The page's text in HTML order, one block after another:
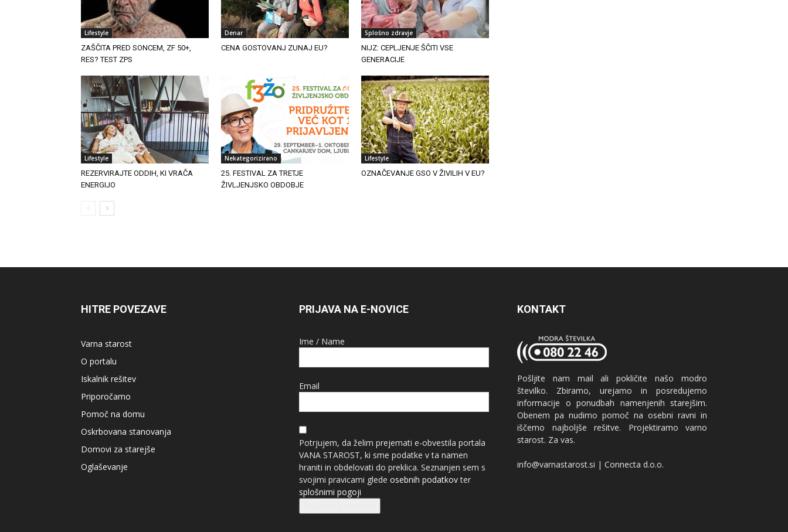
Lifestyle
ZAŠČITA PRED SONCEM, ZF 50+,
RES? TEST ZPS
Denar
CENA GOSTOVANJ ZUNAJ EU?
Splošno zdravje
NIJZ: CEPLJENJE ŠČITI VSE
GENERACIJE
Lifestyle
REZERVIRAJTE ODDIH, KI VRAČA
ENERGIJO
Nekategorizirano
25. FESTIVAL ZA TRETJE
ŽIVLJENJSKO OBDOBJE
Lifestyle
OZNAČEVANJE GSO V ŽIVILIH V EU?
HITRE POVEZAVE
Varna starost
O portalu
Iskalnik rešitev
Priporočamo
Pomoč na domu
Oskrbovana stanovanja
Domovi za starejše
Oglaševanje
PRIJAVA NA E-NOVICE
Ime / Name
Email
Potrjujem, da želim prejemati e-obvestila portala
VANA STAROST, ki sme podatke v ta namen
hraniti in obdelovati do preklica. Seznanjen sem s
svojimi pravicami glede osebnih podatkovter
splošnimi pogoji
KONTAKT
Pošljite nam mail ali pokličite našo modro
številko. Zbiramo, urejamo in posredujemo
informacije o ponudbah namenjenih starejšim.
Obenem pa nudimo pomoč na osebni ravni in
iščemo najboljše rešitve. Projektiramo varno
starost. Za vas.
info@varnastarost.si | Connecta d.o.o.